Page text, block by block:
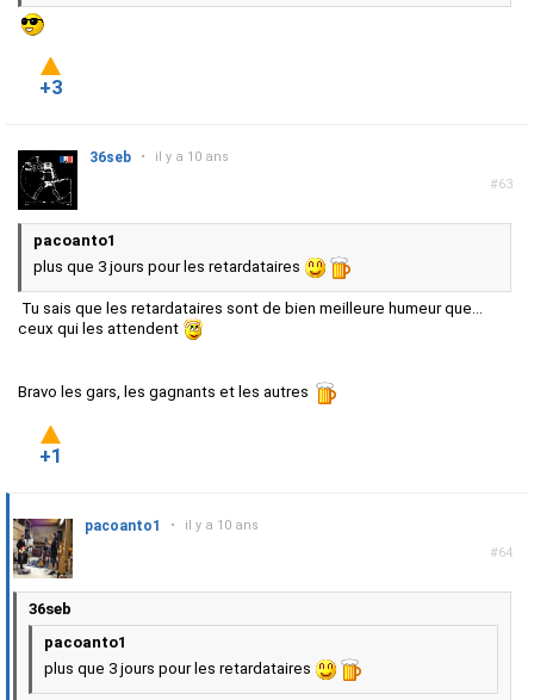
+3
#63
36seb • il y a 10 ans
pacoanto1
plus que 3 jours pour les retardataires
Tu sais que les retardataires sont de bien meilleure humeur que...
ceux qui les attendent
Bravo les gars, les gagnants et les autres
+1
#64
pacoanto1 • il y a 10 ans
36seb
pacoanto1
plus que 3 jours pour les retardataires